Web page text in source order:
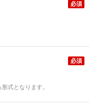
必須
必須
式となります。